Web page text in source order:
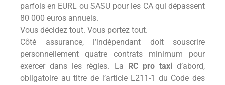
parfois en EURL ou SASU pour les CA qui dépassent
80 000 euros annuels.
Vous décidez tout. Vous portez tout.
Côté assurance, l’indépendant doit souscrire
personnellement quatre contrats minimum pour
exercer dans les règles. La RC pro taxid’abord,
obligatoire au titre de l’article L211-1 du Code des